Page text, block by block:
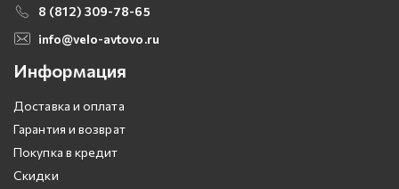
8 (812) 309-78-65
info@velo-avtovo.ru
Информация
Доставка и оплата
Гарантия и возврат
Покупка в кредит
Скидки